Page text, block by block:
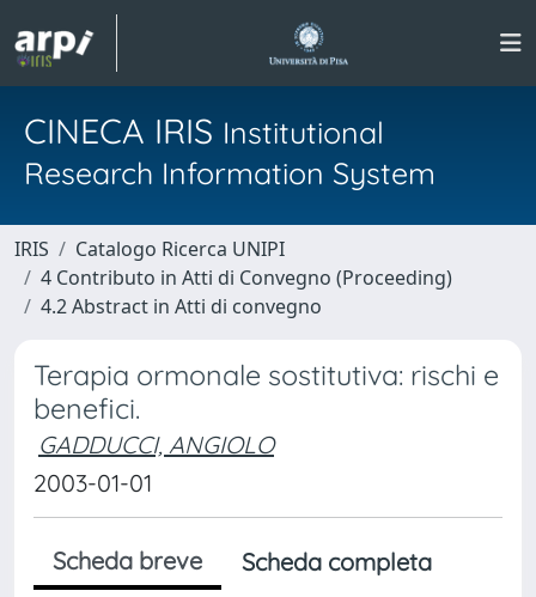
CINECA IRIS Institutional
Research Information System
IRIS
Catalogo Ricerca UNIPI
4 Contributo in Atti di Convegno (Proceeding)
4.2 Abstract in Atti di convegno
Terapia ormonale sostitutiva: rischi e
benefici.
GADDUCCI, ANGIOLO
2003-01-01
Scheda breve
Scheda completa